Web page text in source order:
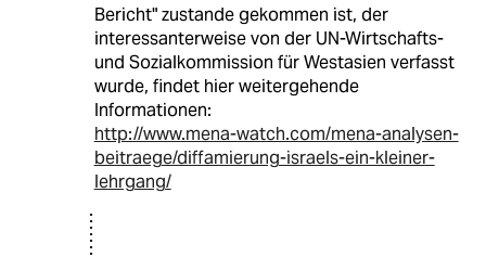
Bericht" zustande gekommen ist, der
interessanterweise von der UN-Wirtschafts-
und Sozialkommission für Westasien verfasst
wurde, findet hier weitergehende
Informationen:
http://www.mena-watch.com/mena-analysen-
beitraege/diffamierung-israels-ein-kleiner-
lehrgang/